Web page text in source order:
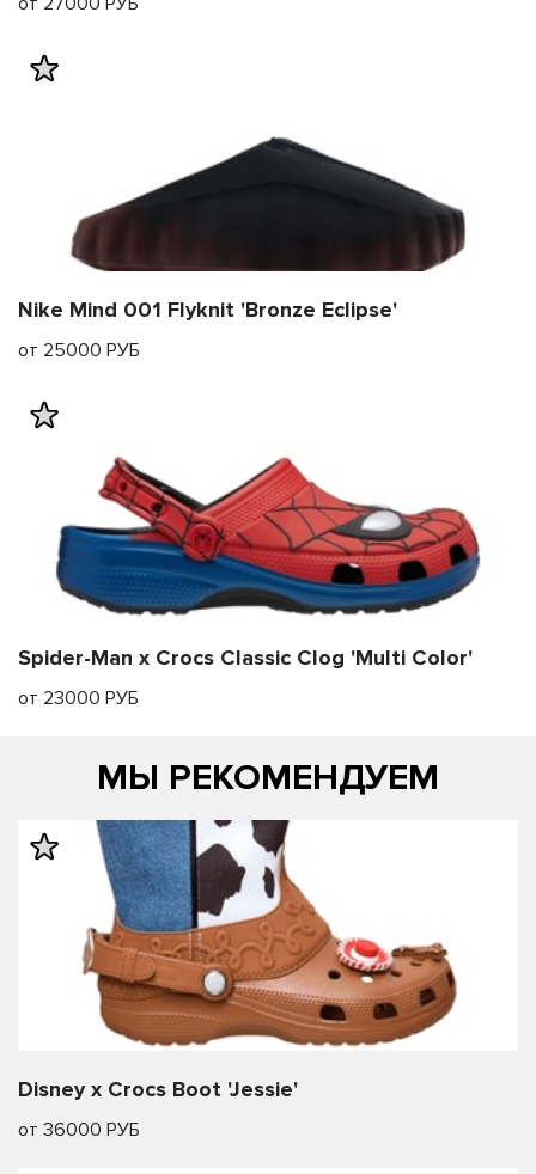
Nike Mind 001 Flyknit 'Bronze Eclipse'
от 25000 РУБ
Spider-Man x Crocs Classic Clog 'Multi Color'
от 23000 РУБ
МЫ РЕКОМЕНДУЕМ
Disney x Crocs Boot 'Jessie'
от 36000 РУБ